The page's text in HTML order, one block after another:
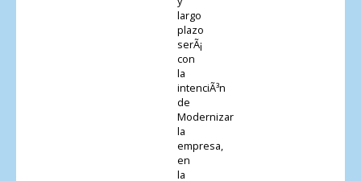
largo
plazo
serÃ¡
con
la
intenciÃ³n
de
Modernizar
la
empresa,
en
la